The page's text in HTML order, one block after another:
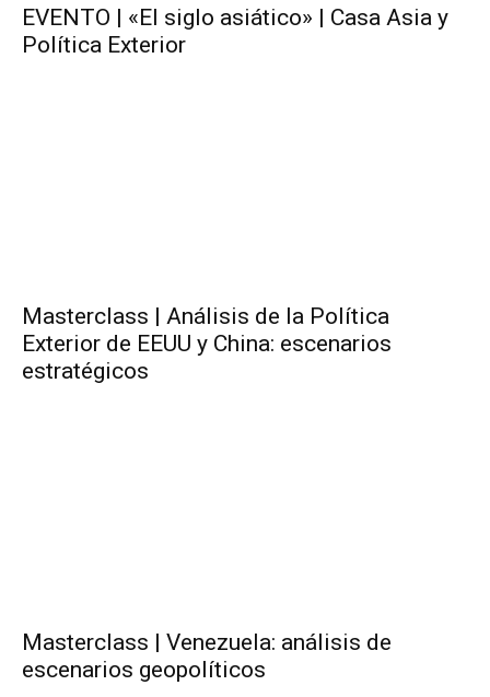
EVENTO | «El siglo asiático» | Casa Asia y
Política Exterior
Masterclass | Análisis de la Política
Exterior de EEUU y China: escenarios
estratégicos
Masterclass | Venezuela: análisis de
escenarios geopolíticos